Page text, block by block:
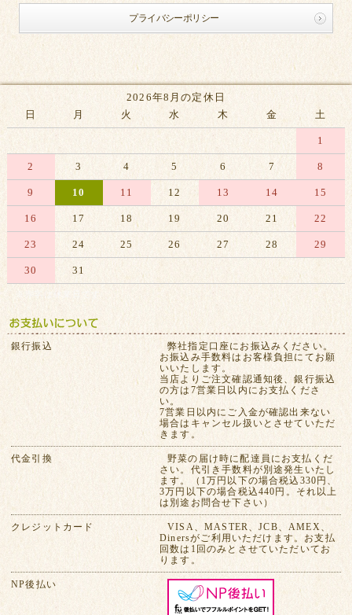
プライバシーポリシー
2026年8月の定休日
日
月 火 水 木 金 土
1
2 3 4 5 6 7 8
9 10 11 12 13 14 15
16 17 18 19 20 21 22
23 24 25 26 27 28 29
30 31
※赤字は休業日です
銀行振込
弊社指定口座にお振込みください。
お振込み手数料はお客様負担にてお願
いいたします。
当店よりご注文確認通知後、銀行振込
の方は7営業日以内にお支払くださ
い。
7営業日以内にご入金が確認出来ない
場合はキャンセル扱いとさせていただ
きます。
代金引換
野菜の届け時に配達員にお支払くだ
さい。代引き手数料が別途発生いたし
ます。（1万円以下の場合税込330円、
3万円以下の場合税込440円。それ以上
は別途お問合せ下さい）
クレジットカード
VISA、MASTER、JCB、AMEX、
Dinersがご利用いただけます。お支払
回数は1回のみとさせていただいてお
ります。
NP後払い